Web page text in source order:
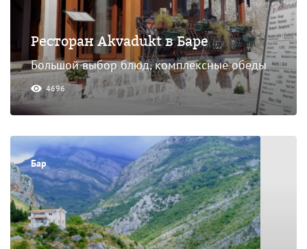
Ресторан Akvadukt в Баре
Большой выбор блюд, комплексные обеды
4696
Бар